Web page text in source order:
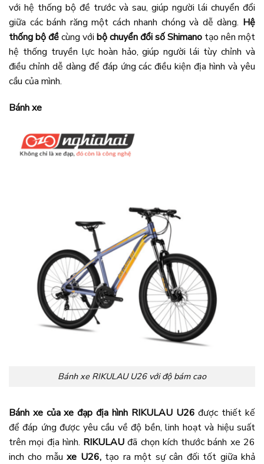
với hệ thống bộ đề trước và sau, giúp người lái chuyển đổi
giữa các bánh răng một cách nhanh chóng và dễ dàng. Hệ
thống bộ đềcùng với bộ chuyển đổi số Shimano tạo nên một
hệ thống truyền lực hoàn hảo, giúp người lái tùy chỉnh và
điều chỉnh dễ dàng để đáp ứng các điều kiện địa hình và yêu
cầu của mình.
Bánh xe
Bánh xe RIKULAU U26 với độ bám cao
Bánh xe của xe đạp địa hình RIKULAU U26 được thiết kế
để đáp ứng được yêu cầu về độ bền, linh hoạt và hiệu suất
trên mọi địa hình. RIKULAU đã chọn kích thước bánh xe 26
inch cho mẫuxe U26,tạo ra một sự cân đối tốt giữa khả